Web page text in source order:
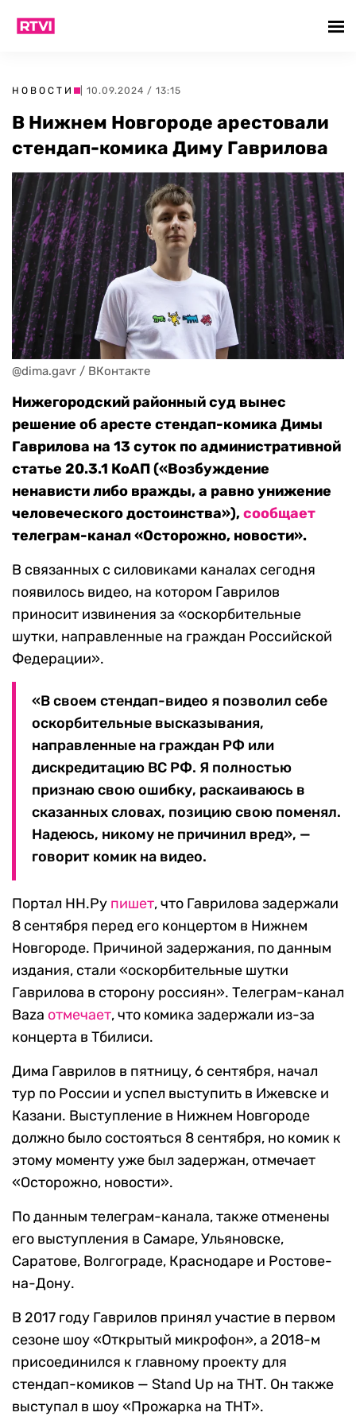
НОВОСТИ | 10.09.2024 / 13:15
В Нижнем Новгороде арестовали
стендап-комика Диму Гаврилова
@dima.gavr / ВКонтакте
Нижегородский районный суд вынес
решение об аресте стендап-комика Димы
Гаврилова на 13 суток по административной
статье 20.3.1 КоАП («Возбуждение
ненависти либо вражды, а равно унижение
человеческого достоинства»),сообщает
телеграм-канал «Осторожно, новости».
В связанных с силовиками каналах сегодня
появилось видео, на котором Гаврилов
приносит извинения за «оскорбительные
шутки, направленные на граждан Российской
Федерации».
«В своем стендап-видео я позволил себе
оскорбительные высказывания,
направленные на граждан РФ или
дискредитацию ВС РФ. Я полностью
признаю свою ошибку, раскаиваюсь в
сказанных словах, позицию свою поменял.
Надеюсь, никому не причинил вред», —
говорит комик на видео.
Портал НН.Ру пишет, что Гаврилова задержали
8 сентября перед его концертом в Нижнем
Новгороде. Причиной задержания, по данным
издания, стали «оскорбительные шутки
Гаврилова в сторону россиян». Телеграм-канал
Baza отмечает, что комика задержали из-за
концерта в Тбилиси.
Дима Гаврилов в пятницу, 6 сентября, начал
тур по России и успел выступить в Ижевске и
Казани. Выступление в Нижнем Новгороде
должно было состояться 8 сентября, но комик к
этому моменту уже был задержан, отмечает
«Осторожно, новости».
По данным телеграм-канала, также отменены
его выступления в Самаре, Ульяновске,
Саратове, Волгограде, Краснодаре и Ростове-
на-Дону.
В 2017 году Гаврилов принял участие в первом
сезоне шоу «Открытый микрофон», а 2018-м
присоединился к главному проекту для
стендап-комиков — Stand Up на ТНТ. Он также
выступал в шоу «Прожарка на ТНТ».